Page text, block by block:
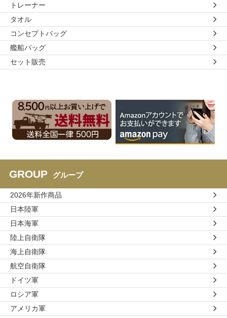
トレーナー
タオル
コンセプトバッグ
艦船バッグ
セット販売
GROUP グループ
2026年新作商品
日本陸軍
日本海軍
陸上自衛隊
海上自衛隊
航空自衛隊
ドイツ軍
ロシア軍
アメリカ軍